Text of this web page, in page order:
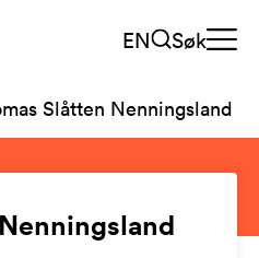
EN Søk
Slåtten Nenningsland